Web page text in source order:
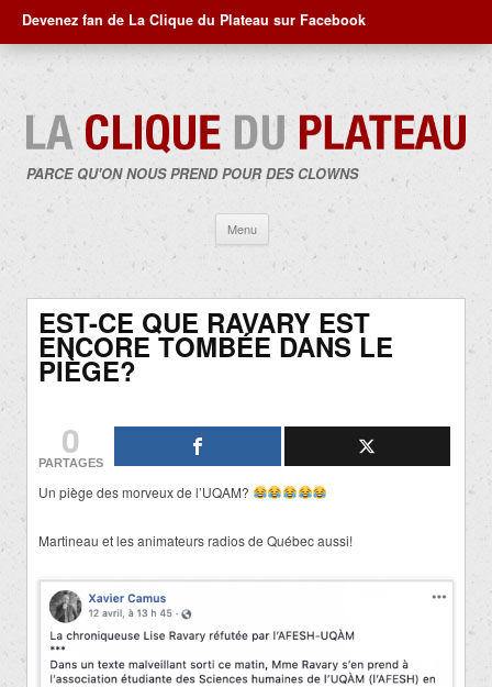
Devenez fan de La Clique du Plateau sur Facebook
PARCE QU'ON NOUS PREND POUR DES CLOWNS
Menu
contenu
EST-CE QUE RAVARY EST
ENCORE TOMBÉE DANS LE
PIÈGE?
0
PARTAGES
Un piège des morveux de l’UQAM?
Martineau et les animateurs radios de Québec aussi!